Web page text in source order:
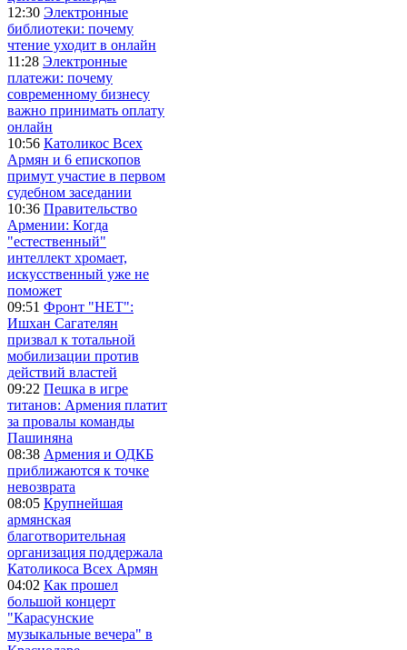
12:30 Электронные
библиотеки: почему
чтение уходит в онлайн
11:28 Электронные
платежи: почему
современному бизнесу
важно принимать оплату
онлайн
10:56 Католикос Всех
Армян и 6 епископов
примут участие в первом
судебном заседании
10:36 Правительство
Армении: Когда
"естественный"
интеллект хромает,
искусственный уже не
поможет
09:51 Фронт "НЕТ":
Ишхан Сагателян
призвал к тотальной
мобилизации против
действий властей
09:22 Пешка в игре
титанов: Армения платит
за провалы команды
Пашиняна
08:38 Армения и ОДКБ
приближаются к точке
невозврата
08:05 Крупнейшая
армянская
благотворительная
организация поддержала
Католикоса Всех Армян
04:02 Как прошел
большой концерт
"Карасунские
музыкальные вечера" в